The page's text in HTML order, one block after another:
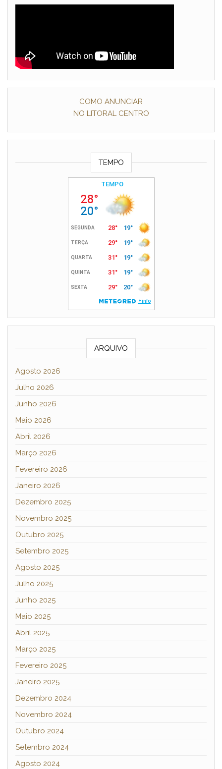
COMO ANUNCIAR
NO LITORAL CENTRO
TEMPO
ARQUIVO
Agosto 2026
Julho 2026
Junho 2026
Maio 2026
Abril 2026
Março 2026
Fevereiro 2026
Janeiro 2026
Dezembro 2025
Novembro 2025
Outubro 2025
Setembro 2025
Agosto 2025
Julho 2025
Junho 2025
Maio 2025
Abril 2025
Março 2025
Fevereiro 2025
Janeiro 2025
Dezembro 2024
Novembro 2024
Outubro 2024
Setembro 2024
Agosto 2024